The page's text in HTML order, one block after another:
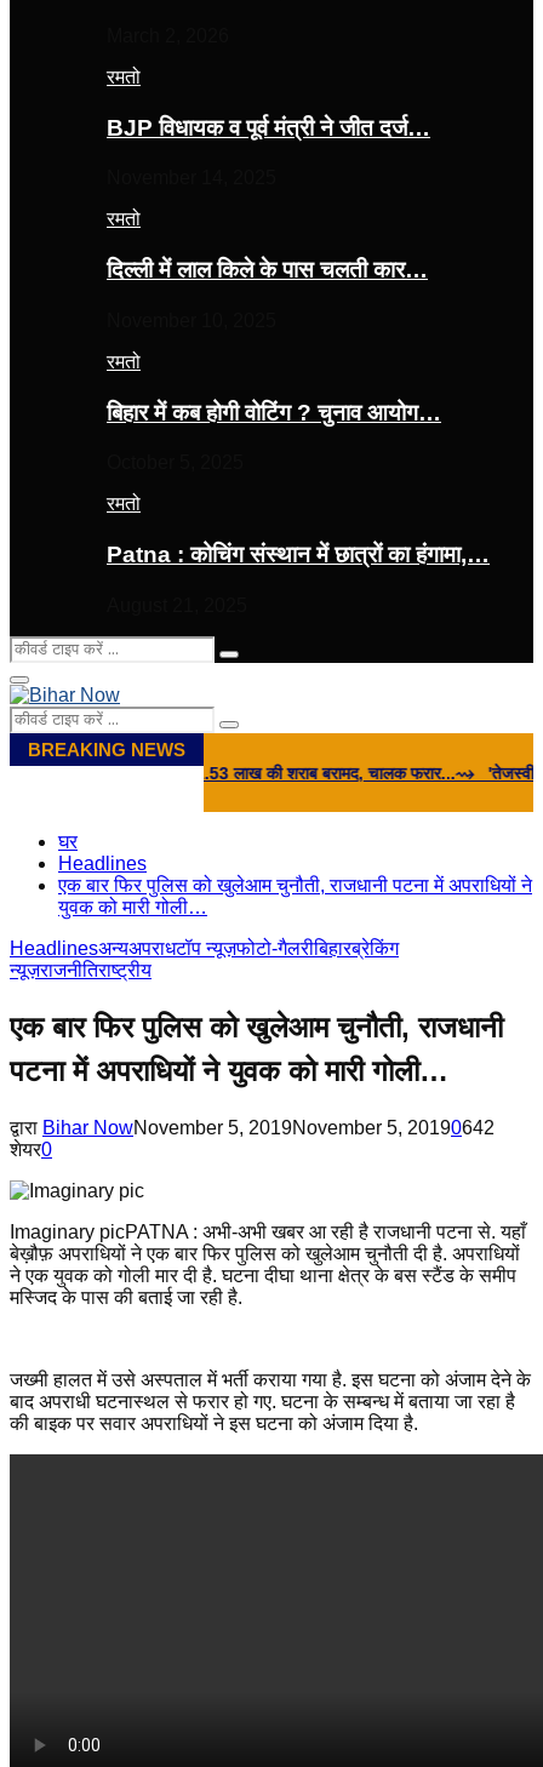
रमतो
BJP विधायक व पूर्व मंत्री ने जीत दर्ज…
रमतो
दिल्ली में लाल किले के पास चलती कार…
रमतो
बिहार में कब होगी वोटिंग ? चुनाव आयोग…
रमतो
Patna : कोचिंग संस्थान में छात्रों का हंगामा,…
Search
for:
Search
Primary
Menu
Search
for:
Search
BREAKING NEWS
में छिपाई गई 31.53 लाख की शराब बरामद, चालक फरार...⇝ 'तेजस्‍वी यादव ने BJP
घर
Headlines
एक बार फिर पुलिस को खुलेआम चुनौती, राजधानी पटना में अपराधियों ने
युवक को मारी गोली…
Headlinesअन्यअपराधटॉप न्यूज़फोटो-गैलरीबिहारब्रेकिंग
न्यूज़राजनीतिराष्ट्रीय
एक बार फिर पुलिस को खुलेआम चुनौती, राजधानी
पटना में अपराधियों ने युवक को मारी गोली…
द्वारा Bihar NowNovember 5, 2019November 5, 20190642
शेयर0
Imaginary picPATNA : अभी-अभी खबर आ रही है राजधानी पटना से. यहाँ
बेख़ौफ़ अपराधियों ने एक बार फिर पुलिस को खुलेआम चुनौती दी है. अपराधियों
ने एक युवक को गोली मार दी है. घटना दीघा थाना क्षेत्र के बस स्टैंड के समीप
मस्जिद के पास की बताई जा रही है.
जख्मी हालत में उसे अस्पताल में भर्ती कराया गया है. इस घटना को अंजाम देने के
बाद अपराधी घटनास्थल से फरार हो गए. घटना के सम्बन्ध में बताया जा रहा है
की बाइक पर सवार अपराधियों ने इस घटना को अंजाम दिया है.